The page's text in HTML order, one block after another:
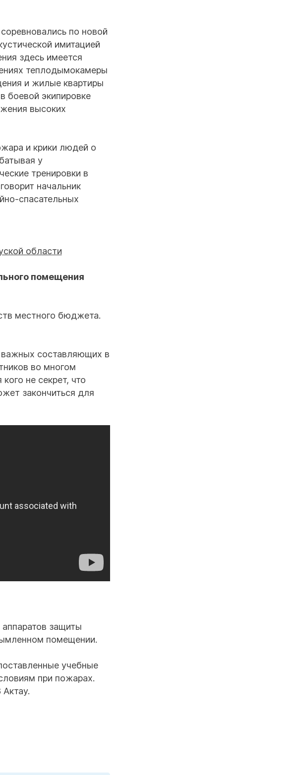
по новой
имитацией
здесь имеется
теплодымокамеры
и жилые квартиры
боевой экипировке
высоких
и крики людей о
у
тренировки в
начальник
спасательных
помещения
местного бюджета.
составляющих в
во многом
не секрет, что
закончиться для
защиты
помещении.
учебные
при пожарах.